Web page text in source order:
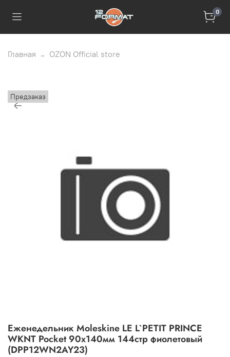
0
Главная OZON Official store
Предзаказ
Еженедельник Moleskine LE L`PETIT PRINCE
WKNT Pocket 90x140мм 144стр фиолетовый
(DPP12WN2AY23)